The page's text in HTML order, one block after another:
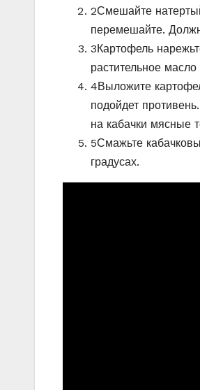
2Смешайте
перемешайте.
3Картофель
растительное
4Выложите
подойдет
на кабачки мясные
5Смажьте
градусах.